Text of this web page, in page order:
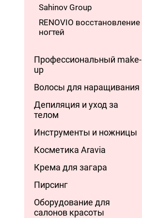
Sahinov Group
RENOVIO восстановление
ногтей
Профессиональный make-
up
Волосы для наращивания
Депиляция и уход за
телом
Инструменты и ножницы
Косметика Aravia
Крема для загара
Пирсинг
Оборудование для
салонов красоты